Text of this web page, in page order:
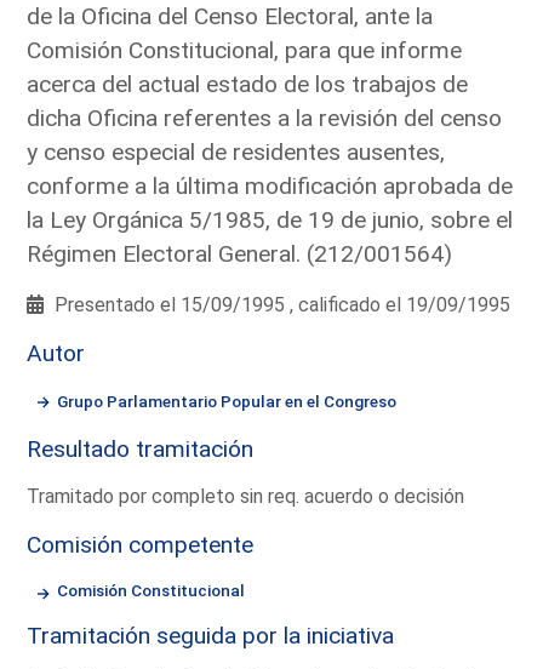
de la Oficina del Censo Electoral, ante la
Comisión Constitucional, para que informe
acerca del actual estado de los trabajos de
dicha Oficina referentes a la revisión del censo
y censo especial de residentes ausentes,
conforme a la última modificación aprobada de
la Ley Orgánica 5/1985, de 19 de junio, sobre el
Régimen Electoral General. (212/001564)
Presentado el 15/09/1995 , calificado el 19/09/1995
Autor
Grupo Parlamentario Popular en el Congreso
Resultado tramitación
Tramitado por completo sin req. acuerdo o decisión
Comisión competente
Comisión Constitucional
Tramitación seguida por la iniciativa